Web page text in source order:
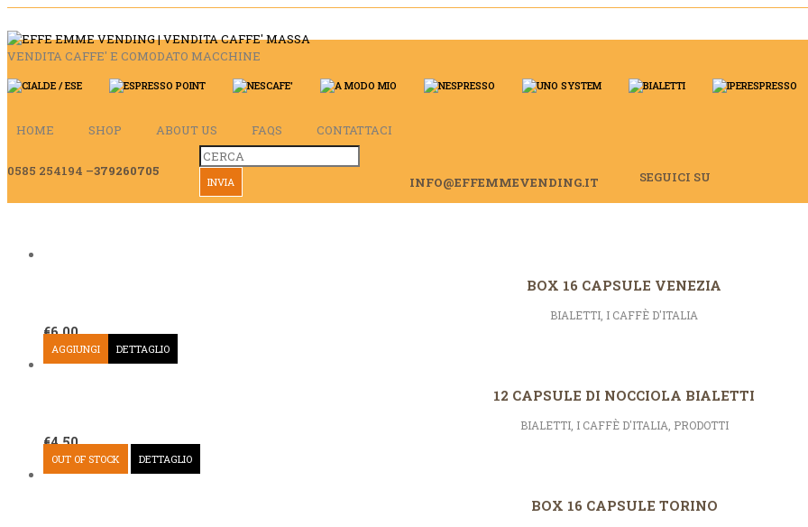
VENDITA CAFFE' E COMODATO MACCHINE
HOME SHOP ABOUT US FAQS CONTATTACI
0585 254194 –379260705
INFO@EFFEMMEVENDING.IT SEGUICI SU
BOX 16 CAPSULE VENEZIA
BIALETTI I CAFFÈ D'ITALIA
€6,00
AGGIUNGI DETTAGLIO
12 CAPSULE DI NOCCIOLA BIALETTI
BIALETTI, I CAFFÈ D'ITALIA PRODOTTI
€4,50
OUT OF STOCK DETTAGLIO
BOX 16 CAPSULE TORINO